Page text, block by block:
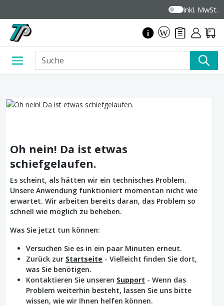
inkl. MwSt.
Oh nein! Da ist etwas
schiefgelaufen.
Es scheint, als hätten wir ein technisches Problem.
Unsere Anwendung funktioniert momentan nicht wie
erwartet. Wir arbeiten bereits daran, das Problem so
schnell wie möglich zu beheben.
Was Sie jetzt tun können:
Versuchen Sie es in ein paar Minuten erneut.
Zurück zur Startseite - Vielleicht finden Sie dort,
was Sie benötigen.
Kontaktieren Sie unseren Support - Wenn das
Problem weiterhin besteht, lassen Sie uns bitte
wissen, wie wir Ihnen helfen können.